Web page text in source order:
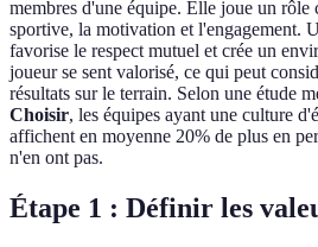
membres d'une équipe. Elle joue un rôle
sportive, la motivation et l'engagement.
favorise le respect mutuel et crée un
joueur se sent valorisé, ce qui peut
résultats sur le terrain. Selon une étude
Choisir, les équipes ayant une culture
affichent en moyenne 20% de plus en
n'en ont pas.
Étape 1 : Définir les